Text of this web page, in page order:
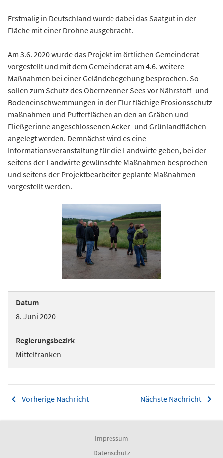
Erstmalig in Deutschland wurde dabei das Saatgut in der
Fläche mit einer Drohne ausgebracht.
Am 3.6. 2020 wurde das Projekt im örtlichen Gemeinderat
vorgestellt und mit dem Gemeinderat am 4.6. weitere
Maßnahmen bei einer Geländebegehung besprochen. So
sollen zum Schutz des Obernzenner Sees vor Nährstoff- und
Bodeneinschwemmungen in der Flur flächige Erosionsschutz­
maßnahmen und Pufferflächen an den an Gräben und
Fließgerinne angeschlossenen Acker- und Grünlandflächen
angelegt werden. Demnächst wird es eine
Informationsveranstaltung für die Landwirte geben, bei der
seitens der Landwirte gewünschte Maßnahmen besprochen
und seitens der Projektbearbeiter geplante Maßnahmen
vorgestellt werden.
Datum
8. Juni 2020
Regierungsbezirk
Mittelfranken
Vorherige Nachricht Nächste Nachricht
Impressum
Datenschutz